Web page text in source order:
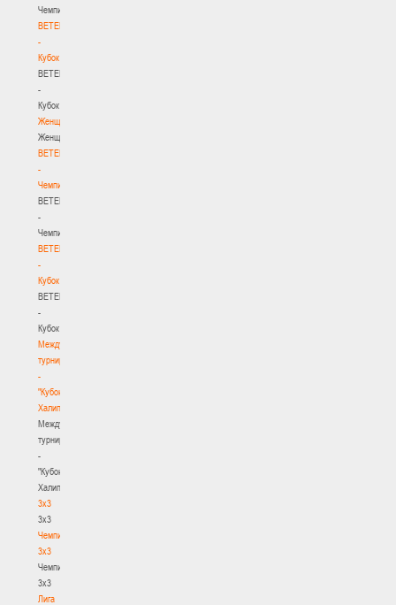
Чемпионат
BETERA
-
Кубок
BETERA
-
Кубок
Женщины
Женщины
BETERA
-
Чемпионат
BETERA
-
Чемпионат
BETERA
-
Кубок
BETERA
-
Кубок
Международный
турнир
-
"Кубок
Халипского"
Международный
турнир
-
"Кубок
Халипского"
3x3
3x3
Чемпионат
3х3
Чемпионат
3х3
Лига